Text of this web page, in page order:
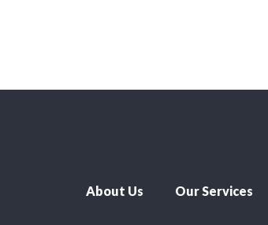
About Us Our Services